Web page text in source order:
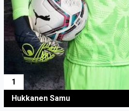
1
Hukkanen Samu